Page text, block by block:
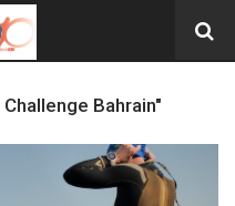
Bahrain"